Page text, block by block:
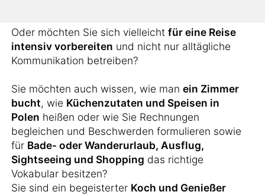
Oder möchten Sie sich vielleicht für eine Reise
intensiv vorbereiten und nicht nur alltägliche
Kommunikation betreiben?
Sie möchten auch wissen, wie man ein Zimmer
bucht, wie Küchenzutaten und Speisen in
Polen heißen oder wie Sie Rechnungen
begleichen und Beschwerden formulieren sowie
für Bade- oder Wanderurlaub, Ausflug,
Sightseeing und Shopping das richtige
Vokabular besitzen?
Sie sind ein begeisterter Koch und Genießer